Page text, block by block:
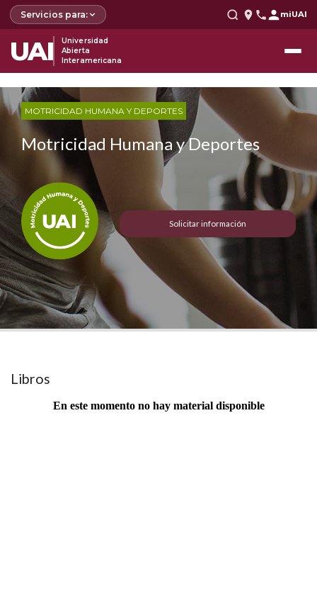
Servicios para: miUAI
UAI
Universidad
Abierta
Interamericana
MOTRICIDAD HUMANA Y DEPORTES
Motricidad Humana y Deportes
Solicitar información
Libros